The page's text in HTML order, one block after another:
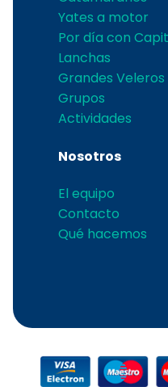
Yates a motor
Por día con
Lanchas
Grandes Veleros
Grupos
Actividades
Nosotros
El equipo
Contacto
Qué hacemos